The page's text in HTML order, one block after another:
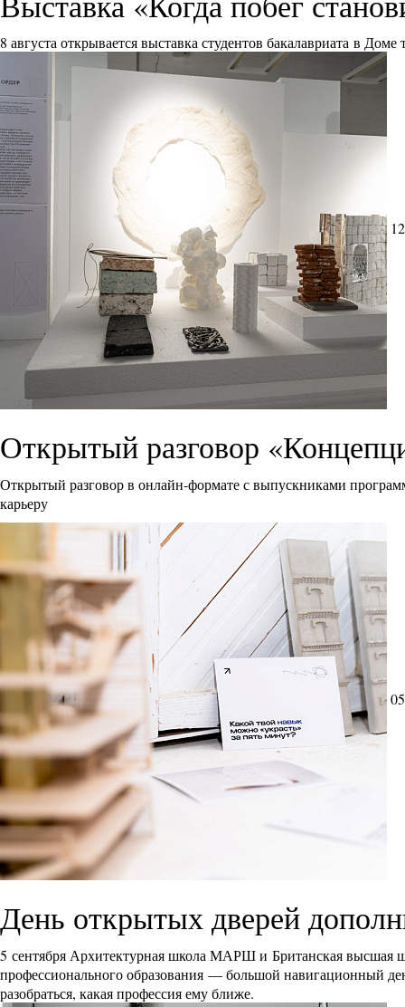
8 августа открывается выставка студентов бакалавриата в
Открытый разговор
Открытый разговор в онлайн-формате с выпускниками
карьеру
День открытых дверей
5 сентября Архитектурная школа МАРШ и Британская высшая
профессионального образования — большой навигационный
разобраться, какая профессия ему ближе.